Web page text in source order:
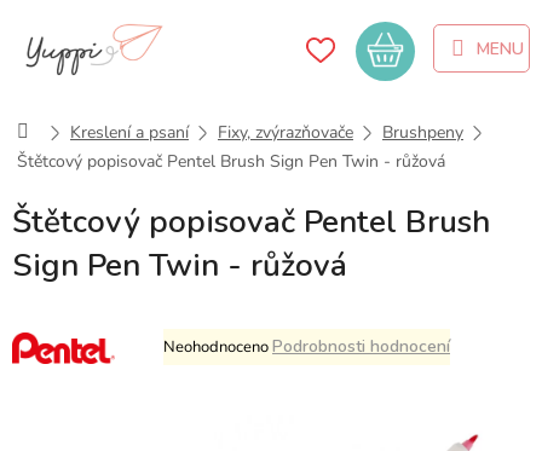
obsah
Nákupní
košík
DomůKreslení a psaní Fixy, zvýrazňovače
Brushpeny
Štětcový popisovač Pentel Brush Sign Pen Twin - růžová
Štětcový popisovač Pentel Brush
Sign Pen Twin - růžová
Průměrné
hodnocení
NeohodnocenoPodrobnosti hodnocení